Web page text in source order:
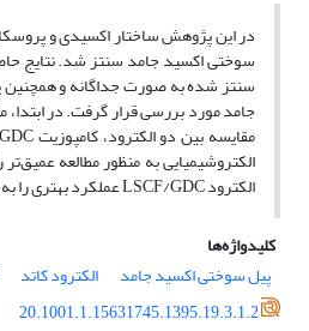
جامد مورد بررسی قرار گرفت. در
الکترود LSCF/GDC عملکرد بهتری را به دلیل هدایت یونی بالاتر از خود نشان داد به طوری که مقاومت پلاریزاسیون برابر Ω.cm2 027/0 در دمای °C 750 در هوا حاصل گردید.
کلیدواژه‌ها
پیل سوختی اکسید جامد
الکترود کاتد
20.1001.1.15631745.1395.19.3.1.2